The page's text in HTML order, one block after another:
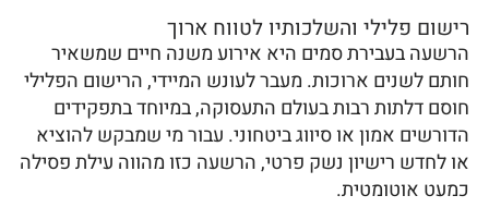
רישום פלילי והשלכותיו לטווח ארוך
הרשעה בעבירת סמים היא אירוע משנה חיים שמשאיר
חותם לשנים ארוכות. מעבר לעונש המיידי, הרישום הפלילי
חוסם דלתות רבות בעולם התעסוקה, במיוחד בתפקידים
הדורשים אמון או סיווג ביטחוני. עבור מי שמבקש להוציא
או לחדש רישיון נשק פרטי, הרשעה כזו מהווה עילת פסילה
כמעט אוטומטית.